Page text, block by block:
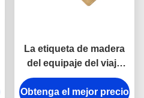
La etiqueta de madera
del equipaje del viaje
del grano personalizó la
PU del cuero auténtico
Obtenga el mejor precio